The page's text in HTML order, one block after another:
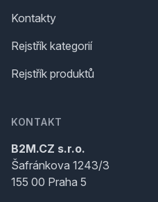
Kontakty
Rejstřík kategorií
Rejstřík produktů
KONTAKT
B2M.CZ s.r.o.
Šafránkova 1243/3
155 00 Praha 5